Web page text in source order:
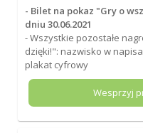
- Bilet na pokaz "Gry o
dniu 30.06.2021
- Wszystkie pozostałe
dzięki!": nazwisko w
plakat cyfrowy
Wesprzyj